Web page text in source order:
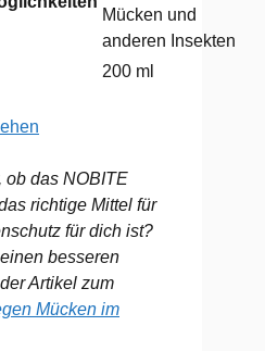
Mücken und
anderen Insekten
200 ml
ob das NOBITE
richtige Mittel für
für dich ist?
besseren
Artikel zum
Mücken im